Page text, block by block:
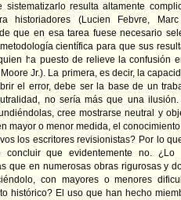
sistematizarlo resulta altamente
historiadores (Lucien Febvre,
que en esa tarea fuese necesario
científica para que sus
ha puesto de relieve la confusión
Jr.). La primera, es decir, la
el error, debe ser la base de un
no sería más que una
cree mostrarse neutral y
mayor o menor medida, el
los escritores revisionistas? Por lo
concluir que evidentemente no.
que en numerosas obras rigurosas y
con mayores o menores
histórico? El uso que han hecho